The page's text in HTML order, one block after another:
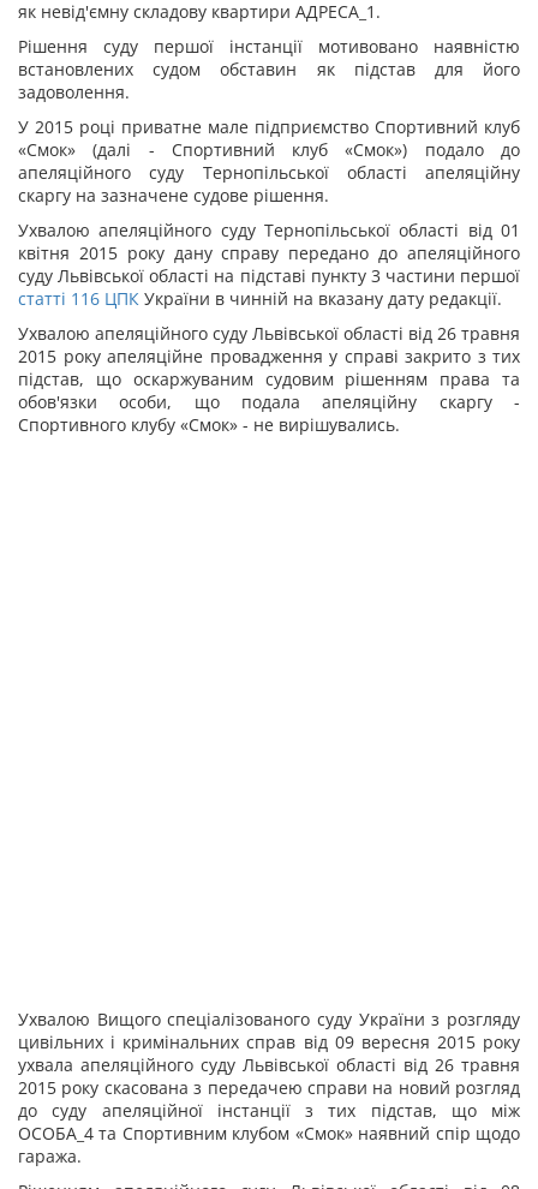
як невід'ємну складову квартири АДРЕСА_1.
Рішення суду першої інстанції мотивовано наявністю
встановлених судом обставин як підстав для його
задоволення.
У 2015 році приватне мале підприємство Спортивний клуб
«Смок» (далі - Спортивний клуб «Смок») подало до
апеляційного суду Тернопільської області апеляційну
скаргу на зазначене судове рішення.
Ухвалою апеляційного суду Тернопільської області від 01
квітня 2015 року дану справу передано до апеляційного
суду Львівської області на підставі пункту 3 частини першої
статті 116 ЦПК України в чинній на вказану дату редакції.
Ухвалою апеляційного суду Львівської області від 26 травня
2015 року апеляційне провадження у справі закрито з тих
підстав, що оскаржуваним судовим рішенням права та
обов'язки особи, що подала апеляційну скаргу -
Спортивного клубу «Смок» - не вирішувались.
Ухвалою Вищого спеціалізованого суду України з розгляду
цивільних і кримінальних справ від 09 вересня 2015 року
ухвала апеляційного суду Львівської області від 26 травня
2015 року скасована з передачею справи на новий розгляд
до суду апеляційної інстанції з тих підстав, що між
ОСОБА_4 та Спортивним клубом «Смок» наявний спір щодо
гаража.